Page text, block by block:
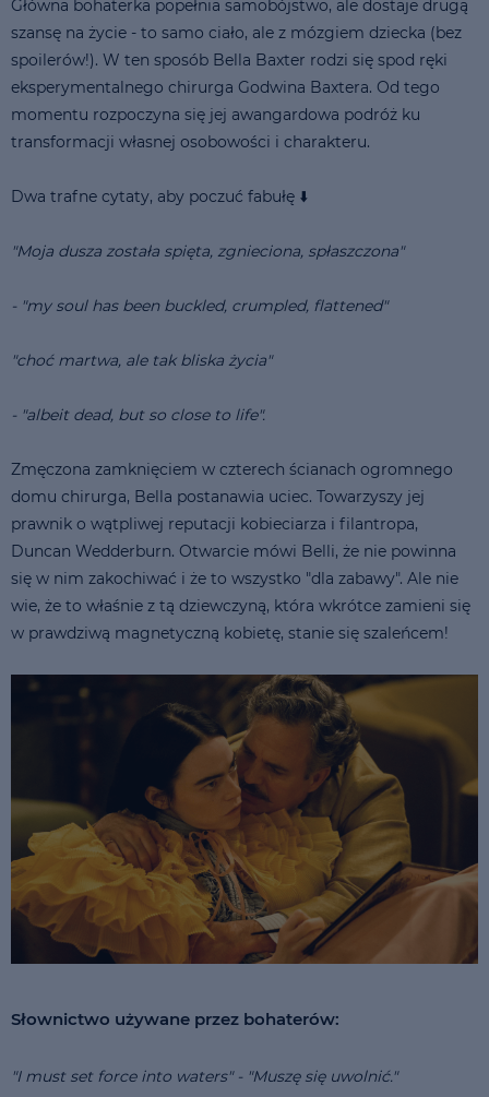
Główna bohaterka popełnia samobójstwo, ale dostaje drugą
szansę na życie - to samo ciało, ale z mózgiem dziecka (bez
spoilerów!). W ten sposób Bella Baxter rodzi się spod ręki
eksperymentalnego chirurga Godwina Baxtera. Od tego
momentu rozpoczyna się jej awangardowa podróż ku
transformacji własnej osobowości i charakteru.
Dwa trafne cytaty, aby poczuć fabułę ⬇️
"Moja dusza została spięta, zgnieciona, spłaszczona"
- "my soul has been buckled, crumpled, flattened"
"choć martwa, ale tak bliska życia"
- "albeit dead, but so close to life".
Zmęczona zamknięciem w czterech ścianach ogromnego
domu chirurga, Bella postanawia uciec. Towarzyszy jej
prawnik o wątpliwej reputacji kobieciarza i filantropa,
Duncan Wedderburn. Otwarcie mówi Belli, że nie powinna
się w nim zakochiwać i że to wszystko "dla zabawy". Ale nie
wie, że to właśnie z tą dziewczyną, która wkrótce zamieni się
w prawdziwą magnetyczną kobietę, stanie się szaleńcem!
Słownictwo używane przez bohaterów:
"I must set force into waters" - "Muszę się uwolnić."